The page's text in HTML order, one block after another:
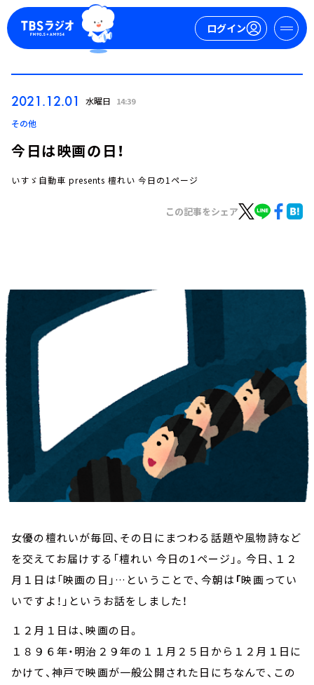
ログイン
トピックス
TBS Podcast
お知らせ
イベント・グッズ
2021.12.01 水曜日 14:39
その他
今日は映画の日！
いすゞ自動車 presents 檀れい 今日の1ページ
この記事をシェア
女優の檀れいが毎回、その日にまつわる話題や風物詩など
を交えてお届けする「檀れい 今日の1ページ」。今日、１２
月１日は「映画の日」…ということで、今朝は 「映画ってい
いですよ！」というお話をしました！
１２月１日は、映画の日。
１８９６年・明治２９年の１１月２５日から１２月１日に
かけて、神戸で映画が一般公開された日にちなんで、この